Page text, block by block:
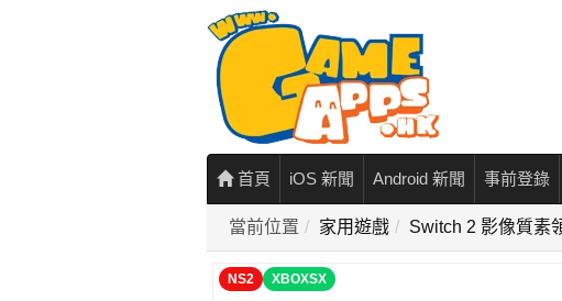
首頁 iOS 新聞 Android 新聞 事前登錄
當前位置 家用遊戲 Switch 2 影像質素
NS2 XBOXSX